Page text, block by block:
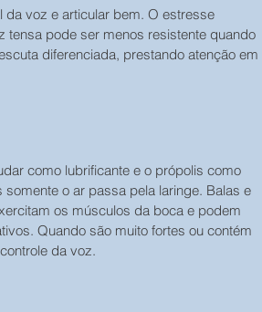
da voz e articular bem. O estresse
pode ser menos resistente quando
diferenciada, prestando atenção em
como lubrificante e o própolis como
o ar passa pela laringe. Balas e
os músculos da boca e podem
Quando são muito fortes ou contém
da voz.